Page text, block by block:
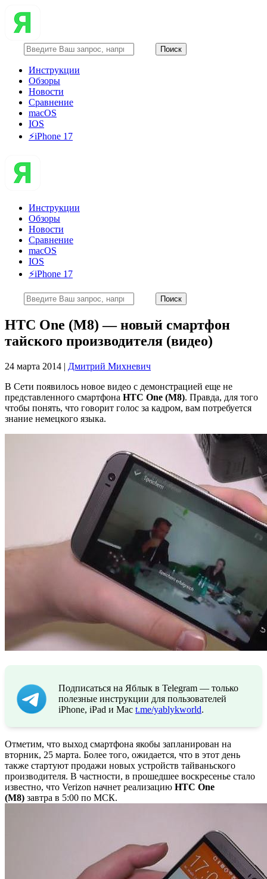
Инструкции
Обзоры
Новости
Сравнение
macOS
IOS
⚡️iPhone 17
Инструкции
Обзоры
Новости
Сравнение
macOS
IOS
⚡️iPhone 17
HTC One (M8) — новый смартфон
тайского производителя (видео)
24 марта 2014 | Дмитрий Михневич
В Сети появилось новое видео с демонстрацией еще не
представленного смартфона HTC One (M8). Правда, для того
чтобы понять, что говорит голос за кадром, вам потребуется
знание немецкого языка.
Подписаться на Яблык в Telegram — только
полезные инструкции для пользователей
iPhone, iPad и Mac t.me/yablykworld.
Отметим, что выход смартфона якобы запланирован на
вторник, 25 марта. Более того, ожидается, что в этот день
также стартуют продажи новых устройств тайваньского
производителя. В частности, в прошедшее воскресенье стало
известно, что Verizon начнет реализацию HTC One
(M8) завтра в 5:00 по МСК.